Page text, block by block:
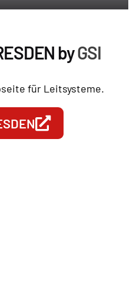
byGSI
für Leitsysteme.